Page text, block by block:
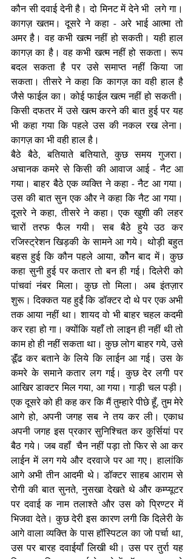
कौन सी दवाई देनी है। दो मिनट में देने भी  लगे गा।
कागज़ खतम। दूसरे ने कहा - अरे भाई आत्मा तो
अमर है। वह कभी खत्म नहीं हो सकती। यही हाल
कागज़ का है। वह कभी खत्म नहीं हो सकता। रूप
बदल सकता है पर उसे समाप्त नहीं किया जा
सकता। तीसरे ने कहा कि कागज़ का वही हाल है
जैसे फाईल का। कोई फाईल खत्म नहीं हो सकती।
किसी दफतर में उसे खत्म करने की बात हुई पर यह
भी कहा गया कि पहले उस की नकल रख लेना।
कागज़ का भी वही हाल है।
बैठे बैठे, बतियाते बतियाते, कुछ समय गुजरा।
अचानक कमरे से किसी की आवाज आई - नैट आ
गया। बाहर बैठे एक व्यक्ति ने कहा - नैट आ गया।
उस की बात सुन एक और ने कहा कि नैट आ गया।
दूसरे ने कहा, तीसरे ने कहा। एक खुशी की लहर
चारों तरफ फैल गयी। सब बैठे हुये उठ कर
रजिस्ट्रेशन खिड़की के सामने आ गये। थोड़ी बहुत
बहस हुई कि कौन पहले आया, कोैन बाद में। कुछ
कहा सुनी हुई पर कतार तो बन ही गई। दिलेरी को
पांचवां नंबर मिला। कुछ तो मिला। अब इंतज़ार
शुरू। दिक्कत यह हुईं कि डॉक्टर दो थे पर एक अभी
तक आया नहीं था। शायद वो भी बाहर चहल कदमी
कर रहा हो गा। क्योंकि यहाँ तो लाइन ही नहीं थी तो
काम हो ही नहीं सकता था। कुछ लोग बाहर गये, उसे
डूॅंढ कर बताने के लिये कि लाईन आ गई। उस के
कमरे के समाने कतार लग गई। कुछ देर लगी पर
आखिर डाक्टर मिल गया, आ गया। गाड़ी चल पड़ी।
एक दूसरे को ही कह कर कि मैं तुम्हारे पीछे हूँ, तुम मेरे
आगे हो, अपनी जगह सब ने तय कर ली। एकाध
अपनी जगह इस प्रकार सुनिश्चित कर कुर्सियां पर
बैठ गये। जब वहॉं  चैन नहीं पड़ा तो फिर से आ कर
लाईन में लग गये और दरवाजे पर आ गए। हालांकि
आगे अभी तीन आदमी थे। डॉक्टर साहब आराम से
रोेगी की बात सुनते, नुसखा देखते थे और कम्प्यूटर
पर दवाई क नाम तलाश्ते और उस को प्रिण्टर में
भिजवा देते। कुछ देरी इस कारण लगी कि दिलेरी के
आगे वाला व्यक्ति के पास हॉस्पिटल का जो पर्चा था,
उस पर बारह दवाईयॉं लिखी थी। उस पर तुर्रा यह